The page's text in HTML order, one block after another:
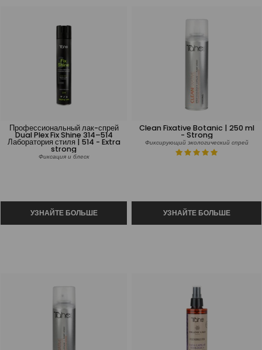
Профессиональный лак-спрей
Dual Plex Fix Shine 314–514
Лаборатория стиля | 514 - Extra
strong
Фиксация и блеск
Clean Fixative Botanic | 250 ml
- Strong
Фиксирующий экологический спрей